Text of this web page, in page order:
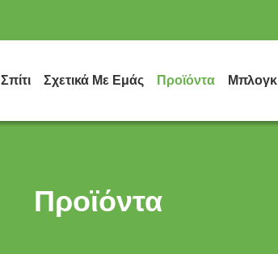
Σπίτι Σχετικά Με Εμάς Προϊόντα Μπλογκ
Προϊόντα